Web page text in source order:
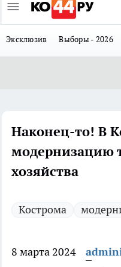
Эксклюзив Выборы - 2026
Наконец-то! В
модернизацию
хозяйства
Кострома
8 марта 2024